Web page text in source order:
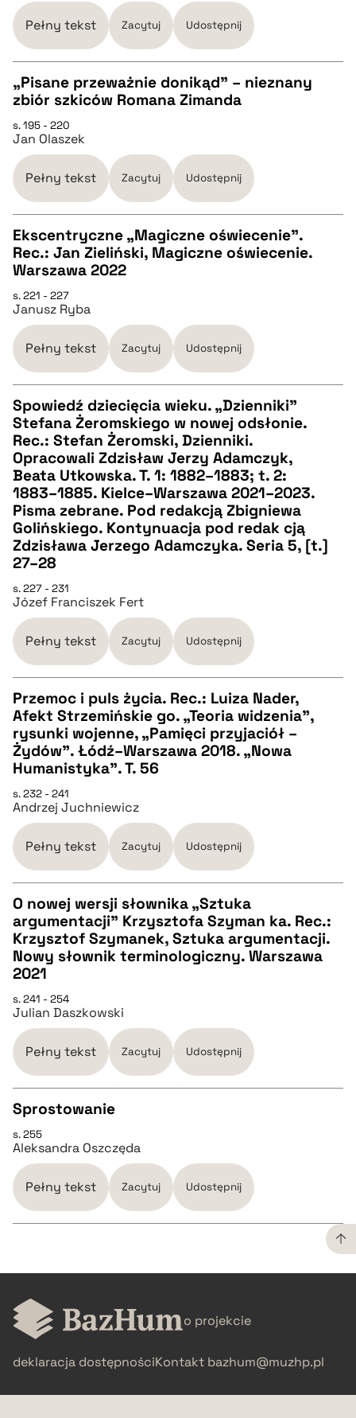
pobierz cytat
BIBTEX
pobierz cytat
Pełny tekst Zacytuj Udostępnij
pobierz cytat
BIBTEX
pobierz cytat
„Pisane przeważnie donikąd” – nieznany
zbiór szkiców Romana Zimanda
s. 195 - 220
Jan Olaszek
Pełny tekst Zacytuj Udostępnij
CZYSTY TEKST
pobierz cytat
BIBTEX
pobierz cytat
Ekscentryczne „Magiczne oświecenie”.
Rec.: Jan Zieliński, Magiczne oświecenie.
Warszawa 2022
s. 221 - 227
Janusz Ryba
Pełny tekst Zacytuj Udostępnij
CZYSTY TEKST
pobierz cytat
BIBTEX
Spowiedź dziecięcia wieku. „Dzienniki”
Stefana Żeromskiego w nowej odsłonie.
Rec.: Stefan Żeromski, Dzienniki.
Opracowali Zdzisław Jerzy Adamczyk,
Beata Utkowska. T. 1: 1882–1883; t. 2:
1883–1885. Kielce–Warszawa 2021–2023.
Pisma zebrane. Pod redakcją Zbigniewa
Golińskiego. Kontynuacja pod redak cją
Zdzisława Jerzego Adamczyka. Seria 5, [t.]
27–28
s. 227 - 231
Józef Franciszek Fert
Pełny tekst Zacytuj Udostępnij
CZYSTY TEKST
pobierz cytat
BIBTEX
pobierz cytat
Przemoc i puls życia. Rec.: Luiza Nader,
Afekt Strzemińskie go. „Teoria widzenia”,
rysunki wojenne, „Pamięci przyjaciół –
Żydów”. Łódź–Warszawa 2018. „Nowa
Humanistyka”. T. 56
s. 232 - 241
Andrzej Juchniewicz
Pełny tekst Zacytuj Udostępnij
CZYSTY TEKST
pobierz cytat
BIBTEX
pobierz cytat
O nowej wersji słownika „Sztuka
argumentacji” Krzysztofa Szyman ka. Rec.:
Krzysztof Szymanek, Sztuka argumentacji.
Nowy słownik terminologiczny. Warszawa
2021
s. 241 - 254
Julian Daszkowski
Pełny tekst Zacytuj Udostępnij
CZYSTY TEKST
pobierz cytat
Sprostowanie
s. 255
Aleksandra Oszczęda
Pełny tekst Zacytuj Udostępnij
CZYSTY TEKST
pobierz cytat
BIBTEX
o projekcie
deklaracja dostępnościKontakt bazhum@muzhp.pl